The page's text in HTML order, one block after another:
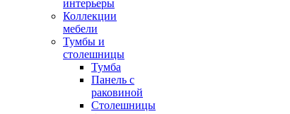
интерьеры
Коллекции
мебели
Тумбы и
столешницы
Тумба
Панель с
раковиной
Столешницы